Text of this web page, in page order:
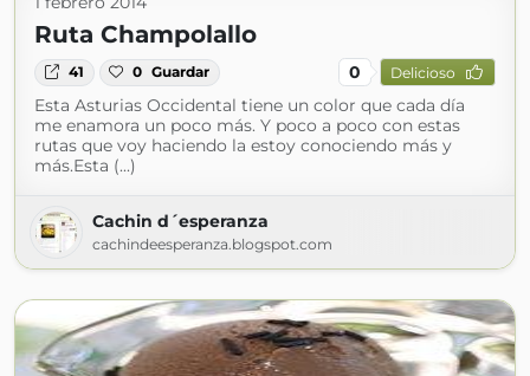
Ruta Champolallo
41 0 Guardar 0 Delicioso
Esta Asturias Occidental tiene un color que cada día
me enamora un poco más. Y poco a poco con estas
rutas que voy haciendo la estoy conociendo más y
más.Esta (...)
Cachin d´esperanza
cachindeesperanza.blogspot.com